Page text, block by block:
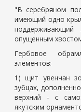
"В серебряном
имеющий одно
опущенным
Гербовое
элементов:
1) щит увенчан
зубцах,
верхний - с
якутским